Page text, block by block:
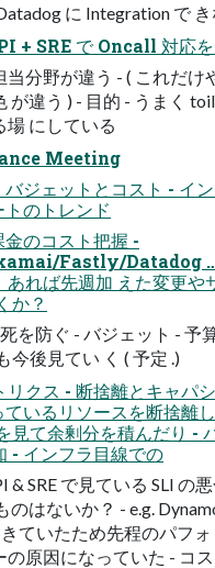
に Integration で き
+ SRE で Oncall 対応を
当分野が違う - ( これだけ
が違う ) - 目的 - うまく
場 にしている
Meeting
ジェットとコスト - イ
のトレンド
のコスト把握 -
Fastly/Datadog …
あれば先週加 えた変更や
か？
を防ぐ - バジェット - 予
今後見てい く ( 予定 .)
リクス - 断捨離とキャパ
いるリソースを断捨離
見て余剰分を積んだり -
- インフラ目線での
& SRE で見ている SLI の
のはないか？ - e.g.
ていたため先程のパフォ
の原因になっていた - コ